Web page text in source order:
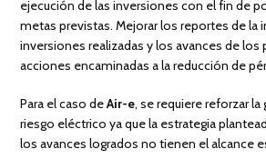
ejecución de las inversiones con el fin de
metas previstas. Mejorar los reportes de la
inversiones realizadas y los avances de los
acciones encaminadas a la reducción de
Para el caso deAir-e, se requiere reforzar
riesgo eléctrico ya que la estrategia
los avances logrados no tienen el alcance